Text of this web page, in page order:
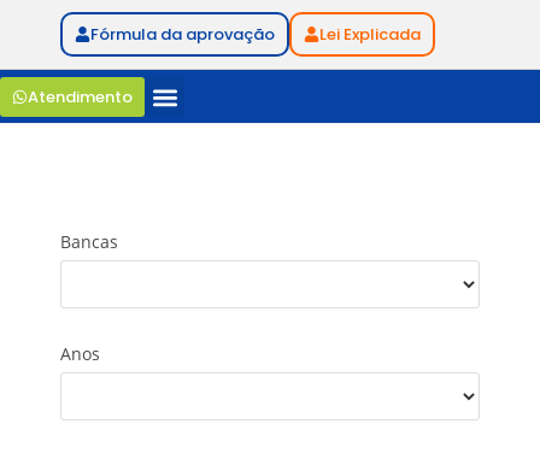
Fórmula da aprovação Lei Explicada
Atendimento
Bancas
Anos